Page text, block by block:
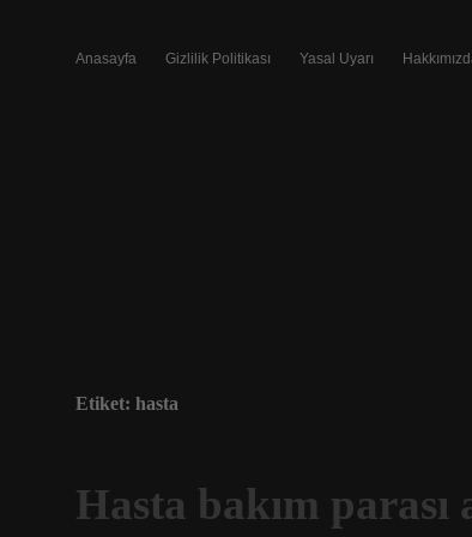
Anasayfa Gizlilik Politikası Yasal Uyarı
Etiket: hasta
Hasta bakım